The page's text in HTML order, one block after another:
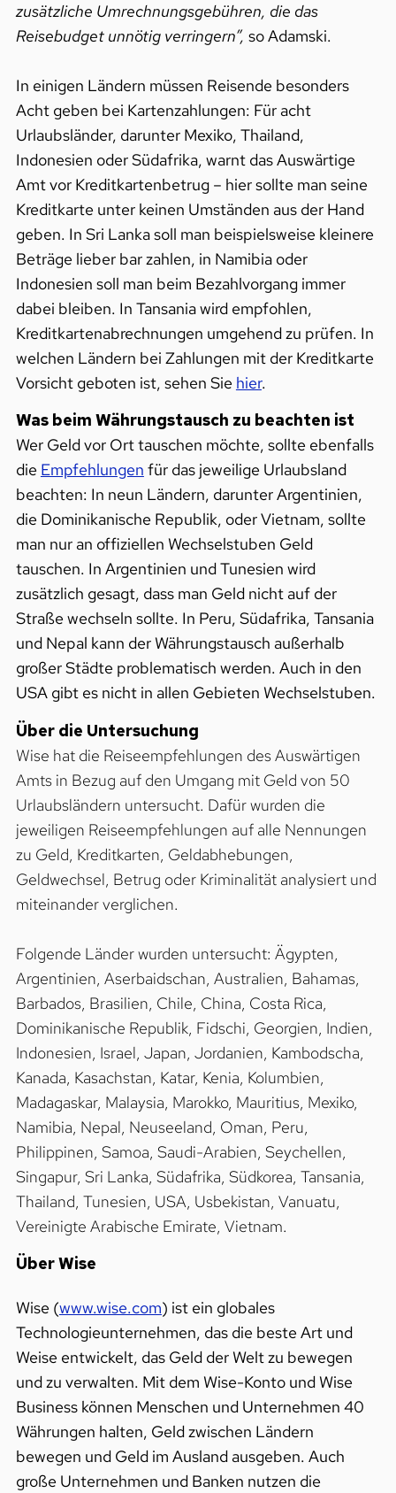
zusätzliche Umrechnungsgebühren, die das
Reisebudget unnötig verringern”, so Adamski.
In einigen Ländern müssen Reisende besonders
Acht geben bei Kartenzahlungen: Für acht
Urlaubsländer, darunter Mexiko, Thailand,
Indonesien oder Südafrika, warnt das Auswärtige
Amt vor Kreditkartenbetrug – hier sollte man seine
Kreditkarte unter keinen Umständen aus der Hand
geben. In Sri Lanka soll man beispielsweise kleinere
Beträge lieber bar zahlen, in Namibia oder
Indonesien soll man beim Bezahlvorgang immer
dabei bleiben. In Tansania wird empfohlen,
Kreditkartenabrechnungen umgehend zu prüfen. In
welchen Ländern bei Zahlungen mit der Kreditkarte
Vorsicht geboten ist, sehen Sie hier.
Was beim Währungstausch zu beachten ist
Wer Geld vor Ort tauschen möchte, sollte ebenfalls
die Empfehlungen für das jeweilige Urlaubsland
beachten: In neun Ländern, darunter Argentinien,
die Dominikanische Republik, oder Vietnam, sollte
man nur an offiziellen Wechselstuben Geld
tauschen. In Argentinien und Tunesien wird
zusätzlich gesagt, dass man Geld nicht auf der
Straße wechseln sollte. In Peru, Südafrika, Tansania
und Nepal kann der Währungstausch außerhalb
großer Städte problematisch werden. Auch in den
USA gibt es nicht in allen Gebieten Wechselstuben.
Über die Untersuchung
Wise hat die Reiseempfehlungen des Auswärtigen
Amts in Bezug auf den Umgang mit Geld von 50
Urlaubsländern untersucht. Dafür wurden die
jeweiligen Reiseempfehlungen auf alle Nennungen
zu Geld, Kreditkarten, Geldabhebungen,
Geldwechsel, Betrug oder Kriminalität analysiert und
miteinander verglichen.
Folgende Länder wurden untersucht: Ägypten,
Argentinien, Aserbaidschan, Australien, Bahamas,
Barbados, Brasilien, Chile, China, Costa Rica,
Dominikanische Republik, Fidschi, Georgien, Indien,
Indonesien, Israel, Japan, Jordanien, Kambodscha,
Kanada, Kasachstan, Katar, Kenia, Kolumbien,
Madagaskar, Malaysia, Marokko, Mauritius, Mexiko,
Namibia, Nepal, Neuseeland, Oman, Peru,
Philippinen, Samoa, Saudi-Arabien, Seychellen,
Singapur, Sri Lanka, Südafrika, Südkorea, Tansania,
Thailand, Tunesien, USA, Usbekistan, Vanuatu,
Vereinigte Arabische Emirate, Vietnam.
Über Wise
Wise (www.wise.com) ist ein globales
Technologieunternehmen, das die beste Art und
Weise entwickelt, das Geld der Welt zu bewegen
und zu verwalten. Mit dem Wise-Konto und Wise
Business können Menschen und Unternehmen 40
Währungen halten, Geld zwischen Ländern
bewegen und Geld im Ausland ausgeben. Auch
große Unternehmen und Banken nutzen die